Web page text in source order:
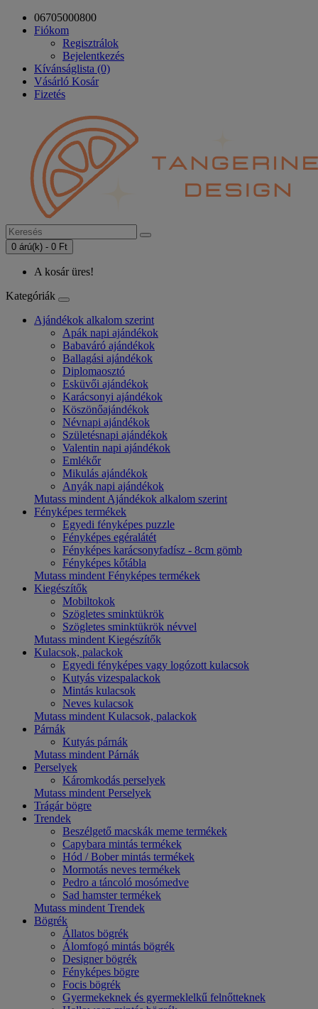
06705000800
Fiókom
Regisztrálok
Bejelentkezés
Kívánságlista (0)
Vásárló Kosár
Fizetés
0 árú(k) - 0 Ft
A kosár üres!
Kategóriák
Ajándékok alkalom szerint
Apák napi ajándékok
Babaváró ajándékok
Ballagási ajándékok
Diplomaosztó
Esküvői ajándékok
Karácsonyi ajándékok
Köszönőajándékok
Névnapi ajándékok
Születésnapi ajándékok
Valentin napi ajándékok
Emlékőr
Mikulás ajándékok
Anyák napi ajándékok
Mutass mindent Ajándékok alkalom szerint
Fényképes termékek
Egyedi fényképes puzzle
Fényképes egéralátét
Fényképes karácsonyfadísz - 8cm gömb
Fényképes kőtábla
Mutass mindent Fényképes termékek
Kiegészítők
Mobiltokok
Szögletes sminktükrök
Szögletes sminktükrök névvel
Mutass mindent Kiegészítők
Kulacsok, palackok
Egyedi fényképes vagy logózott kulacsok
Kutyás vizespalackok
Mintás kulacsok
Neves kulacsok
Mutass mindent Kulacsok, palackok
Párnák
Kutyás párnák
Mutass mindent Párnák
Perselyek
Káromkodás perselyek
Mutass mindent Perselyek
Trágár bögre
Trendek
Beszélgető macskák meme termékek
Capybara mintás termékek
Hód / Bober mintás termékek
Mormotás neves termékek
Pedro a táncoló mosómedve
Sad hamster termékek
Mutass mindent Trendek
Bögrék
Állatos bögrék
Álomfogó mintás bögrék
Designer bögrék
Fényképes bögre
Focis bögrék
Gyermekeknek és gyermeklelkű felnőtteknek